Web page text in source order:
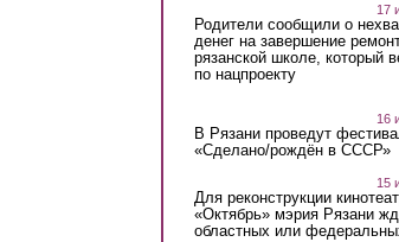
17
Родители сообщили о
денег на завершение
рязанской школе, который
по нацпроекту
16
В Рязани проведут
«Сделано/рождён в СССР»
15
Для реконструкции
«Октябрь» мэрия Рязани
областных или